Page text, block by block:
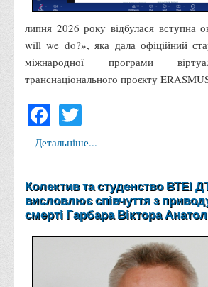
Реклами та зв'язків з громадськістю
Наукової роботи та міжнародної
Здобутки студентів
Міжнародна діяльність
Закордонні партнери
Програми стажування
Міжнародні проєкти
Навчально-методичний
З організації виховної та культурно-
липня 2026 року відбулася вступна
will we do?», яка дала офіційний
міжнародної програми
транснаціонального проєкту
Facebook
Детальніше...
Колектив та студенство ВТЕІ
висловлює співчуття з
смерті Гарбара Віктора